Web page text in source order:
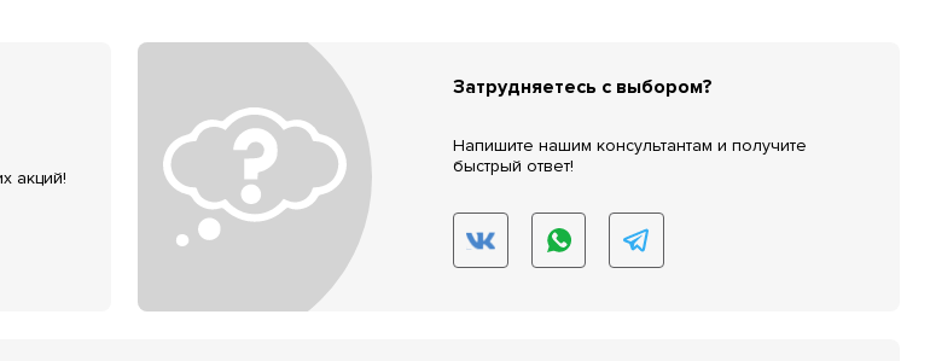
акций!
Затрудняетесь с выбором?
Напишите нашим консультантам и получите
быстрый ответ!